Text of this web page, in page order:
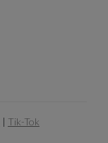
| Tik-Tok